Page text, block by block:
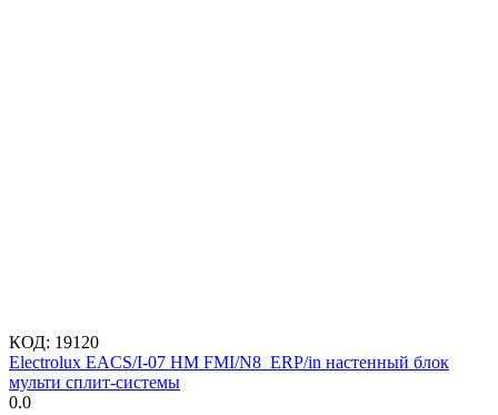
КОД: 19120
Electrolux EACS/I-07 HM FMI/N8_ERP/in настенный блок
мульти сплит-системы
0.0